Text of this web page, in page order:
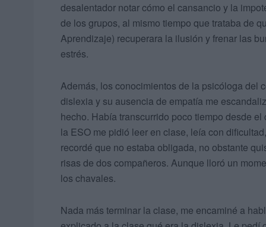
desalentador notar cómo el cansancio y la
de los grupos, al mismo tiempo que trataba de
Aprendizaje) recuperara la ilusión y frenar las
estrés.
Además, los conocimientos de la psicóloga del
dislexia y su ausencia de empatía me
hecho. Había transcurrido poco tiempo desde
la ESO me pidió leer en clase, leía con
recordé que no estaba obligada, no obstante
risas de dos compañeros. Aunque lloró un
los chavales.
Nada más terminar la clase, me encaminé a